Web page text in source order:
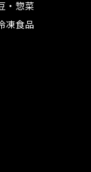
・惣菜
凍食品